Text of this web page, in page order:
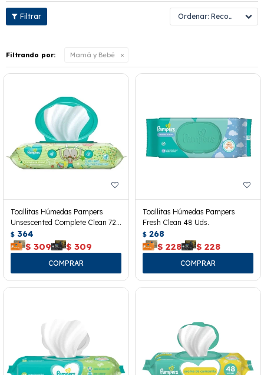
Recomendados
Filtrando por: Mamá y Bebé
Toallitas Húmedas Pampers
Unsescented Complete Clean 72
Uds.
$ 364
$ 309 $ 309
Toallitas Húmedas Pampers
Fresh Clean 48 Uds.
$ 268
$ 228 $ 228